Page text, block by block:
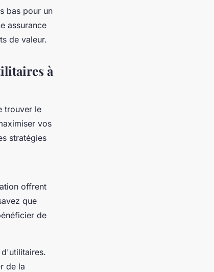
bas pour un
assurance
de valeur.
à
trouver le
vos
stratégies
offrent
que
de
de la